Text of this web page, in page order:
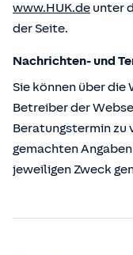
www.HUK.de unter
der Seite.
Nachrichten- und
Sie können über die
Betreiber der
Beratungstermin zu
gemachten
jeweiligen Zweck